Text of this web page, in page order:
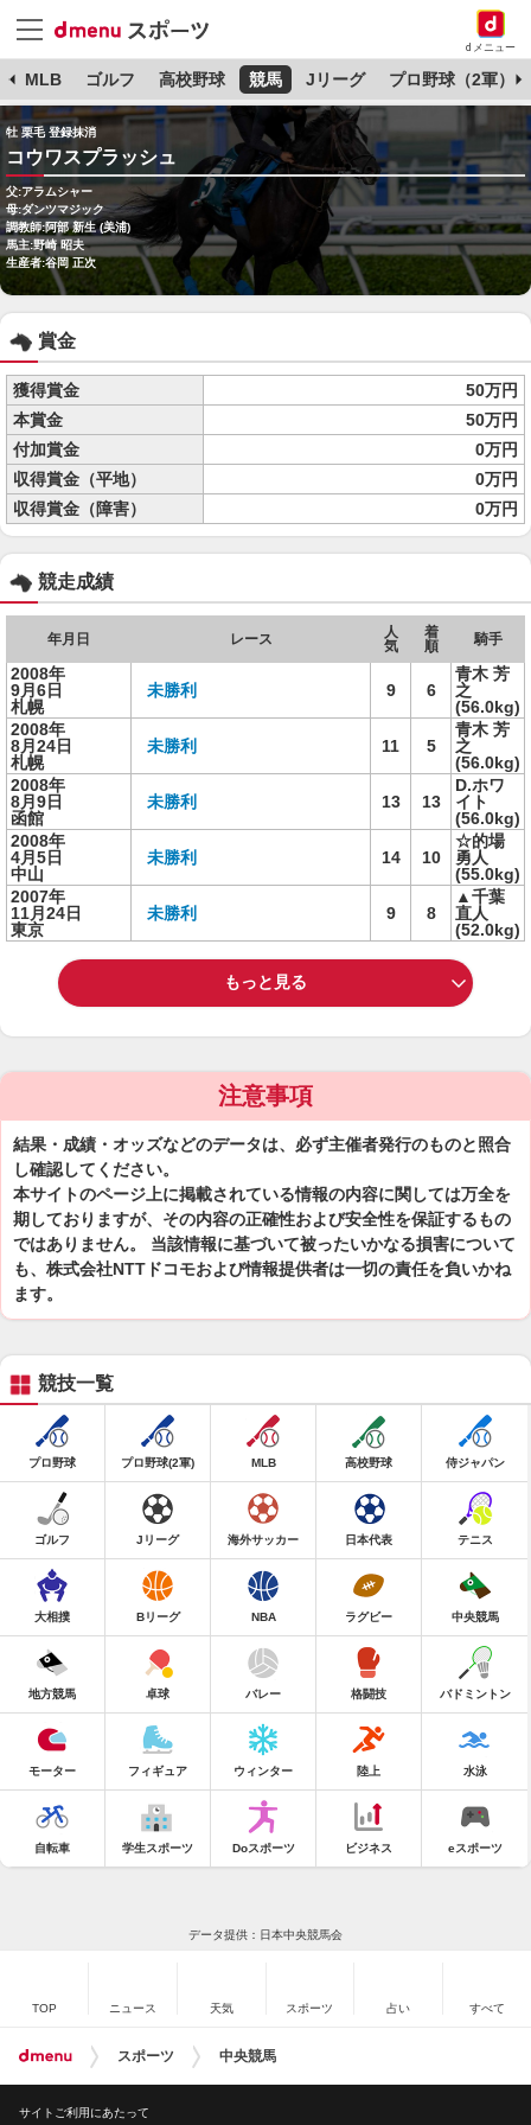
dメニュー
MLB ゴルフ 高校野球 競馬 Jリーグ プロ野球（2軍）
牡 栗毛 登録抹消
コウワスプラッシュ
父:アラムシャー
母:ダンツマジック
調教師:阿部 新生 (美浦)
馬主:野崎 昭夫
生産者:谷岡 正次
賞金
獲得賞金
50万円
本賞金
50万円
付加賞金
0万円
収得賞金（平地）
0万円
収得賞金（障害）
0万円
競走成績
年月日 レース
人
気
着
順
騎手
2008年
9月6日
札幌
未勝利 9 6
青木 芳
之
(56.0kg)
2008年
8月24日
札幌
未勝利 11 5
青木 芳
之
(56.0kg)
2008年
8月9日
函館
未勝利 13 13
D.ホワ
イト
(56.0kg)
2008年
4月5日
中山
未勝利 14 10
☆的場
勇人
(55.0kg)
2007年
11月24日
東京
未勝利 9 8
▲千葉
直人
(52.0kg)
もっと見る
注意事項
結果・成績・オッズなどのデータは、必ず主催者発行のものと照合
し確認してください。
本サイトのページ上に掲載されている情報の内容に関しては万全を
期しておりますが、その内容の正確性および安全性を保証するもの
ではありません。 当該情報に基づいて被ったいかなる損害について
も、株式会社NTTドコモおよび情報提供者は一切の責任を負いかね
ます。
競技一覧
プロ野球 プロ野球(2軍) MLB 高校野球 侍ジャパン
ゴルフ Jリーグ 海外サッカー 日本代表 テニス
大相撲 Bリーグ NBA ラグビー 中央競馬
地方競馬 卓球 バレー 格闘技 バドミントン
モーター フィギュア ウィンター 陸上 水泳
自転車 学生スポーツ Doスポーツ ビジネス eスポーツ
データ提供：日本中央競馬会
TOP ニュース 天気 スポーツ 占い すべて
スポーツ 中央競馬
サイトご利用にあたって